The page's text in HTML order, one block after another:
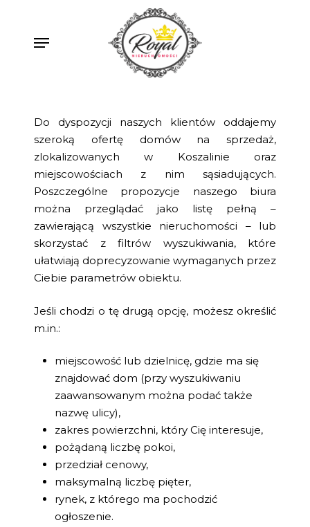
Menu
Do dyspozycji naszych klientów oddajemy
szeroką ofertę domów na sprzedaż,
zlokalizowanych w Koszalinie oraz
miejscowościach z nim sąsiadujących.
Poszczególne propozycje naszego biura
można przeglądać jako listę pełną –
zawierającą wszystkie nieruchomości – lub
skorzystać z filtrów wyszukiwania, które
ułatwiają doprecyzowanie wymaganych przez
Ciebie parametrów obiektu.
Jeśli chodzi o tę drugą opcję, możesz określić
m.in.:
miejscowość lub dzielnicę, gdzie ma się
znajdować dom (przy wyszukiwaniu
zaawansowanym można podać także
nazwę ulicy),
zakres powierzchni, który Cię interesuje,
pożądaną liczbę pokoi,
przedział cenowy,
maksymalną liczbę pięter,
rynek, z którego ma pochodzić
ogłoszenie.